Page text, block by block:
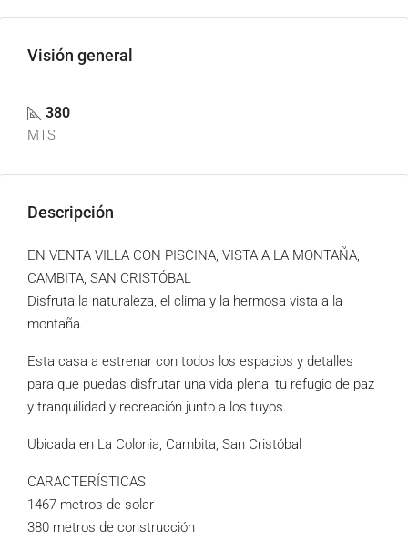
Visión general
380
MTS
Descripción
EN VENTA VILLA CON PISCINA, VISTA A LA MONTAÑA,
CAMBITA, SAN CRISTÓBAL
Disfruta la naturaleza, el clima y la hermosa vista a la
montaña.
Esta casa a estrenar con todos los espacios y detalles
para que puedas disfrutar una vida plena, tu refugio de paz
y tranquilidad y recreación junto a los tuyos.
Ubicada en La Colonia, Cambita, San Cristóbal
CARACTERÍSTICAS
1467 metros de solar
380 metros de construcción